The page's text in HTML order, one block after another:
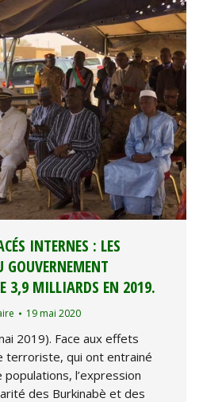
INTERNES : LES
3,9 MILLIARDS EN 2019.
19 mai 2020
2019). Face aux effets
terroriste, qui ont entrainé
l’expression
des Burkinabè et des